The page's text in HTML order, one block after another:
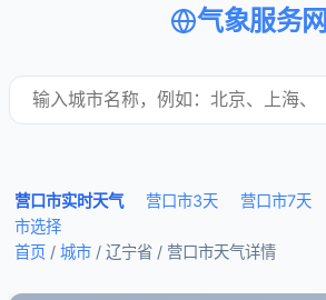
气象服务网
营口市实时天气 营口市3天 营口市7天
市选择
首页 / 城市 / 辽宁省 / 营口市天气详情